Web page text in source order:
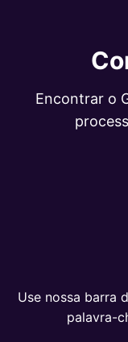
Encontrar o
Use nossa barra
palavra-